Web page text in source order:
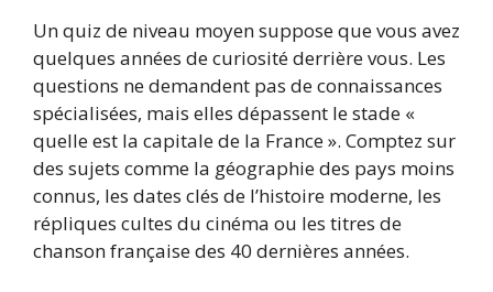
Un quiz de niveau moyen suppose que vous avez
quelques années de curiosité derrière vous. Les
questions ne demandent pas de connaissances
spécialisées, mais elles dépassent le stade «
quelle est la capitale de la France ». Comptez sur
des sujets comme la géographie des pays moins
connus, les dates clés de l’histoire moderne, les
répliques cultes du cinéma ou les titres de
chanson française des 40 dernières années.